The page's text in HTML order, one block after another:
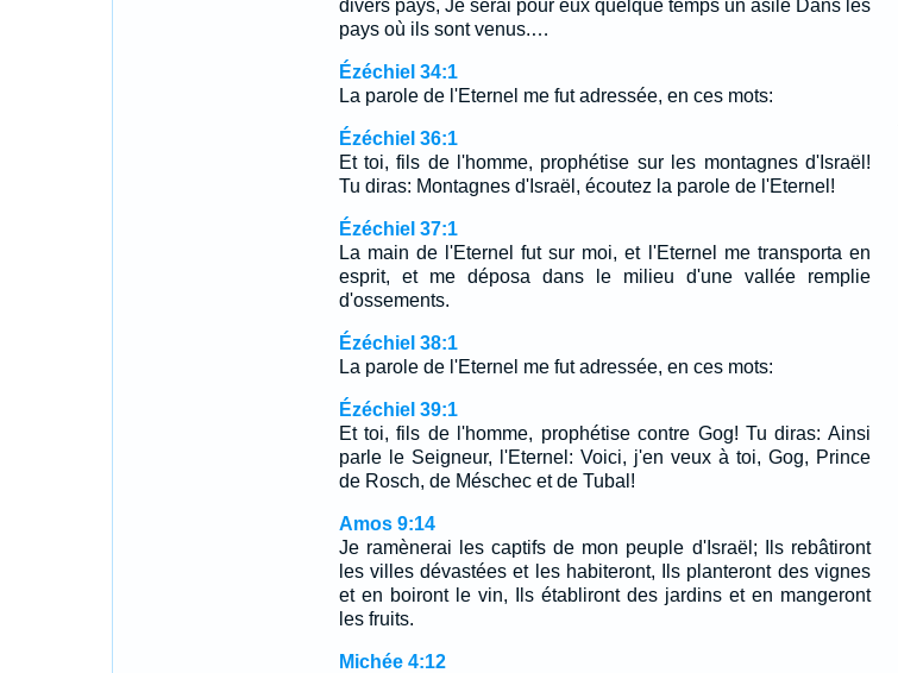
divers pays, Je serai pour eux quelque temps un asile Dans les
pays où ils sont venus.…
Ézéchiel 34:1
La parole de l'Eternel me fut adressée, en ces mots:
Ézéchiel 36:1
Et toi, fils de l'homme, prophétise sur les montagnes d'Israël!
Tu diras: Montagnes d'Israël, écoutez la parole de l'Eternel!
Ézéchiel 37:1
La main de l'Eternel fut sur moi, et l'Eternel me transporta en
esprit, et me déposa dans le milieu d'une vallée remplie
d'ossements.
Ézéchiel 38:1
La parole de l'Eternel me fut adressée, en ces mots:
Ézéchiel 39:1
Et toi, fils de l'homme, prophétise contre Gog! Tu diras: Ainsi
parle le Seigneur, l'Eternel: Voici, j'en veux à toi, Gog, Prince
de Rosch, de Méschec et de Tubal!
Amos 9:14
Je ramènerai les captifs de mon peuple d'Israël; Ils rebâtiront
les villes dévastées et les habiteront, Ils planteront des vignes
et en boiront le vin, Ils établiront des jardins et en mangeront
les fruits.
Michée 4:12